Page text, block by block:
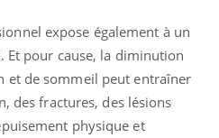
expose également à un
Et pour cause, la diminution
et de sommeil peut entraîner
des fractures, des lésions
physique et